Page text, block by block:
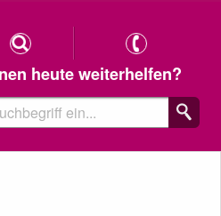
heute weiterhelfen?